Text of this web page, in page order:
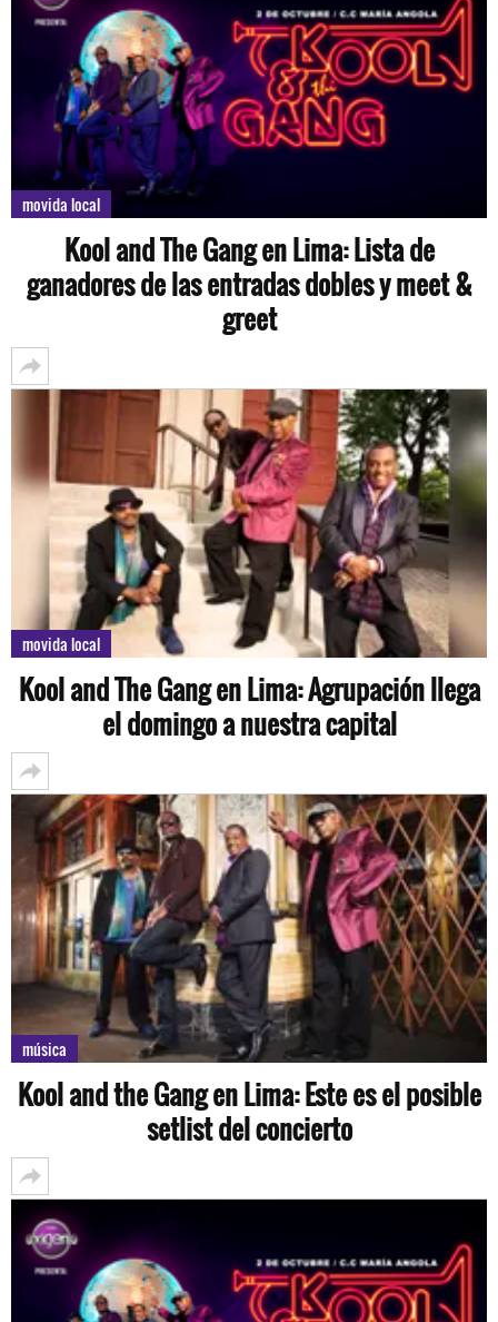
movida local
Kool and The Gang en Lima: Lista de
ganadores de las entradas dobles y meet &
greet
movida local
Kool and The Gang en Lima: Agrupación llega
el domingo a nuestra capital
música
Kool and the Gang en Lima: Este es el posible
setlist del concierto